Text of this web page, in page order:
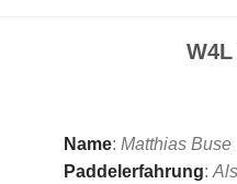
W4L
Name: Matthias Buse
Paddelerfahrung: